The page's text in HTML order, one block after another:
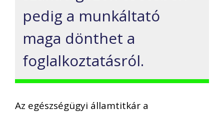
pedig a munkáltató
maga dönthet a
foglalkoztatásról.
Az egészségügyi államtitkár a